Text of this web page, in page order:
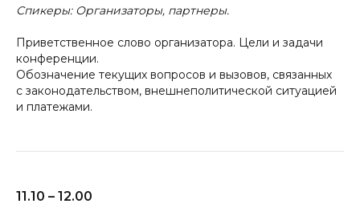
Спикеры: Организаторы, партнеры.
Приветственное слово организатора. Цели и задачи
конференции.
Обозначение текущих вопросов и вызовов, связанных
с законодательством, внешнеполитической ситуацией
и платежами.
11.10 – 12.00